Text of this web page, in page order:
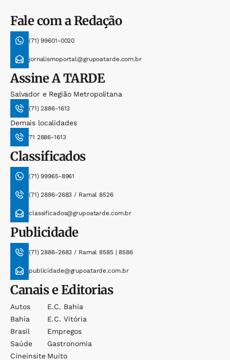
Fale com a Redação
(71) 99601-0020
jornalismoportal@grupoatarde.com.br
AssineA TARDE
Salvador e Região Metropolitana
(71) 2886-1613
Demais localidades
71 2886-1613
Classificados
(71) 99965-8961
(71) 2886-2683 / Ramal 8526
classificados@grupoatarde.com.br
Publicidade
(71) 2886-2683 / Ramal 8585 | 8586
publicidade@grupoatarde.com.br
Canais e Editorias
Autos
Bahia
Brasil
Saúde
Cineinsite
E.c. Bahia
E.c. Vitória
Empregos
Gastronomia
Muito